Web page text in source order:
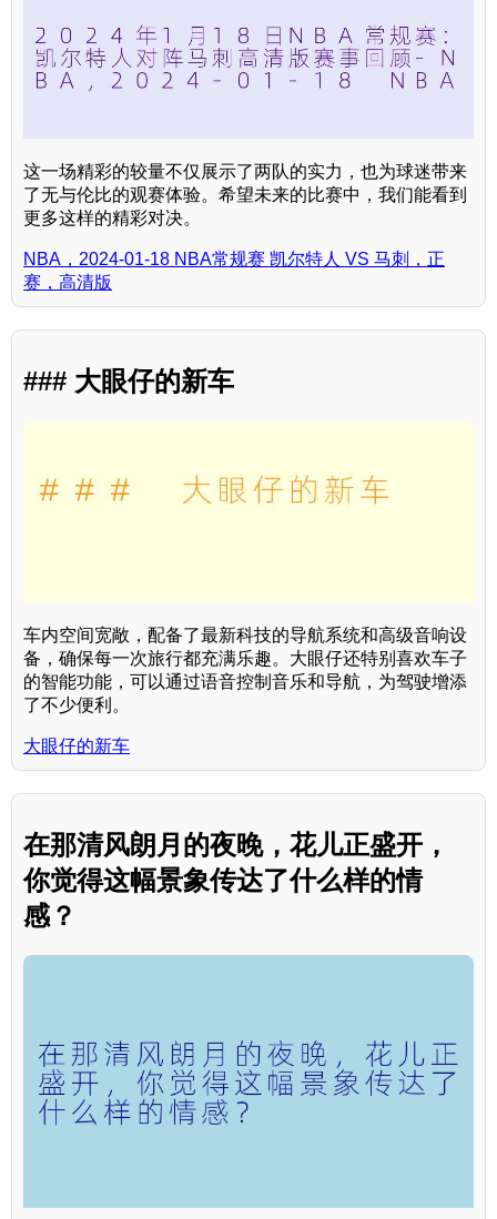
这一场精彩的较量不仅展示了两队的实力，也为球迷带来
了无与伦比的观赛体验。希望未来的比赛中，我们能看到
更多这样的精彩对决。
NBA，2024-01-18 NBA常规赛 凯尔特人 VS 马刺，正
赛，高清版
### 大眼仔的新车
车内空间宽敞，配备了最新科技的导航系统和高级音响设
备，确保每一次旅行都充满乐趣。大眼仔还特别喜欢车子
的智能功能，可以通过语音控制音乐和导航，为驾驶增添
了不少便利。
大眼仔的新车
在那清风朗月的夜晚，花儿正盛开，
你觉得这幅景象传达了什么样的情
感？